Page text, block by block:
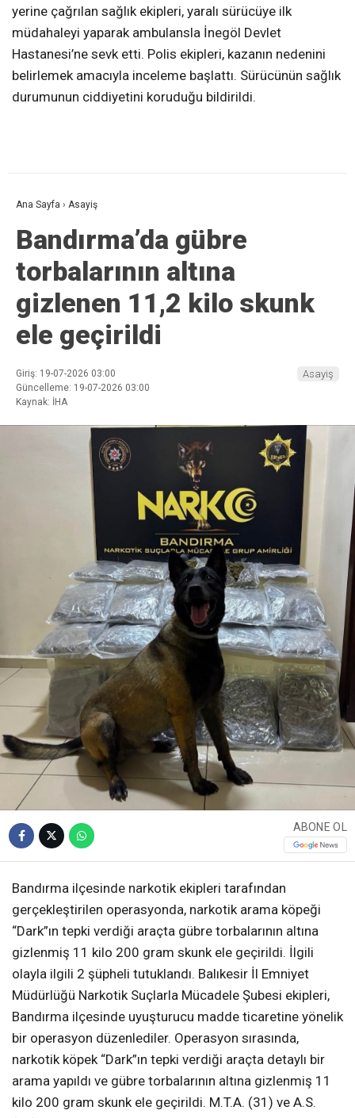
yerine çağrılan sağlık ekipleri, yaralı sürücüye ilk
müdahaleyi yaparak ambulansla İnegöl Devlet
Hastanesi’ne sevk etti. Polis ekipleri, kazanın nedenini
belirlemek amacıyla inceleme başlattı. Sürücünün sağlık
durumunun ciddiyetini koruduğu bildirildi.
Ana Sayfa › Asayiş
Bandırma’da gübre
torbalarının altına
gizlenen 11,2 kilo skunk
ele geçirildi
Giriş: 19-07-2026 03:00
Güncelleme: 19-07-2026 03:00
Kaynak: İHA
Asayiş
ABONE OL
Bandırma ilçesinde narkotik ekipleri tarafından
gerçekleştirilen operasyonda, narkotik arama köpeği
“Dark”ın tepki verdiği araçta gübre torbalarının altına
gizlenmiş 11 kilo 200 gram skunk ele geçirildi. İlgili
olayla ilgili 2 şüpheli tutuklandı. Balıkesir İl Emniyet
Müdürlüğü Narkotik Suçlarla Mücadele Şubesi ekipleri,
Bandırma ilçesinde uyuşturucu madde ticaretine yönelik
bir operasyon düzenlediler. Operasyon sırasında,
narkotik köpek “Dark”ın tepki verdiği araçta detaylı bir
arama yapıldı ve gübre torbalarının altına gizlenmiş 11
kilo 200 gram skunk ele geçirildi. M.T.A. (31) ve A.S.